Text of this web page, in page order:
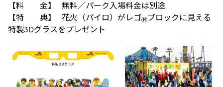
【料 金】 無料／パーク入場料金は別途
【特 典】 花火（パイロ）がレゴⓇブロックに見える
特製3Dグラスをプレゼント